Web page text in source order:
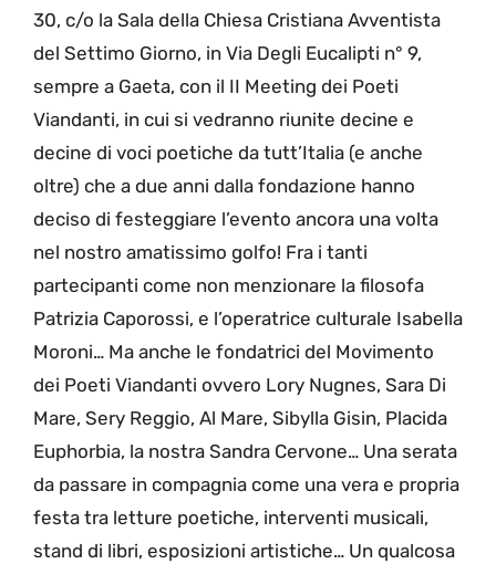
30, c/o la Sala della Chiesa Cristiana Avventista
del Settimo Giorno, in Via Degli Eucalipti n° 9,
sempre a Gaeta, con il II Meeting dei Poeti
Viandanti, in cui si vedranno riunite decine e
decine di voci poetiche da tutt’Italia (e anche
oltre) che a due anni dalla fondazione hanno
deciso di festeggiare l’evento ancora una volta
nel nostro amatissimo golfo! Fra i tanti
partecipanti come non menzionare la filosofa
Patrizia Caporossi, e l’operatrice culturale Isabella
Moroni… Ma anche le fondatrici del Movimento
dei Poeti Viandanti ovvero Lory Nugnes, Sara Di
Mare, Sery Reggio, Al Mare, Sibylla Gisin, Placida
Euphorbia, la nostra Sandra Cervone… Una serata
da passare in compagnia come una vera e propria
festa tra letture poetiche, interventi musicali,
stand di libri, esposizioni artistiche… Un qualcosa